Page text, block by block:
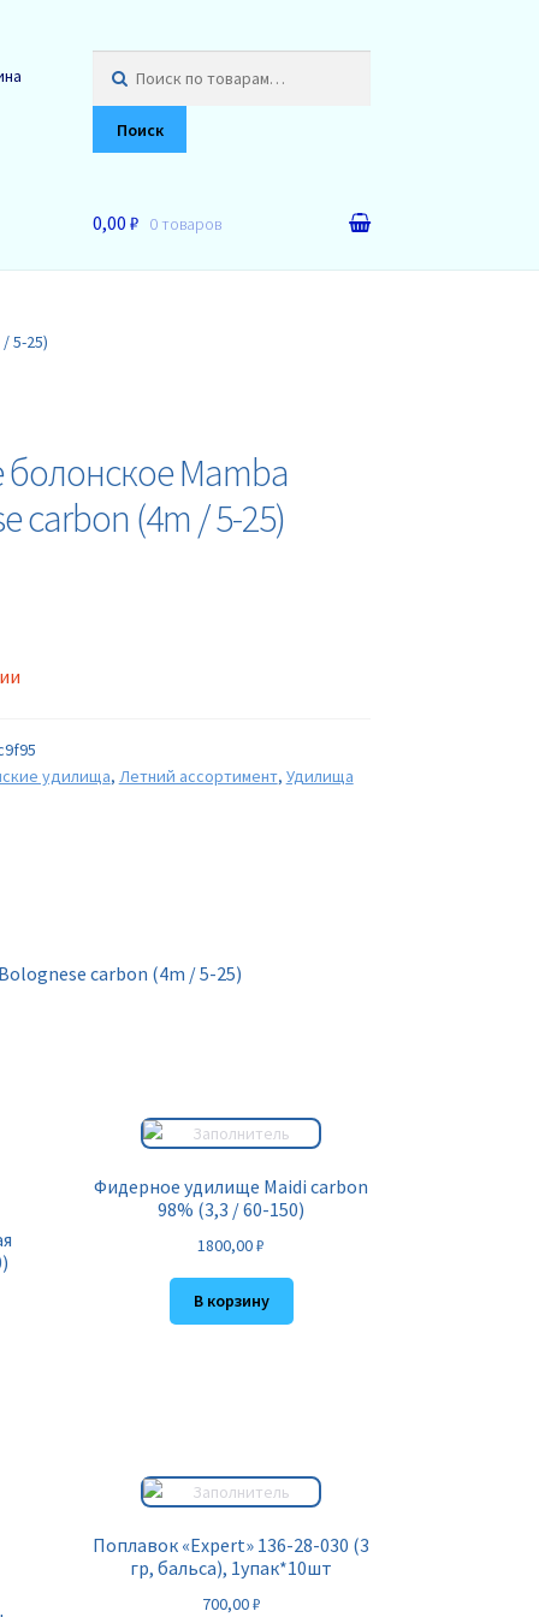
Поиск
0,00 ₽ 0 товаров
5-25)
Mamba
carbon (4m / 5-25)
удилища, Летний ассортимент, Удилища
carbon (4m / 5-25)
Фидерное удилище Maidi carbon
98% (3,3 / 60-150)
1800,00₽
В корзину
Поплавок «Expert» 136-28-030 (3
гр, бальса), 1упак*10шт
700,00₽